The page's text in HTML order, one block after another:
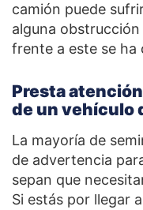
camión puede
alguna
frente a este se ha
Presta
de un vehículo
La mayoría de
de advertencia
sepan que
Si estás por llegar